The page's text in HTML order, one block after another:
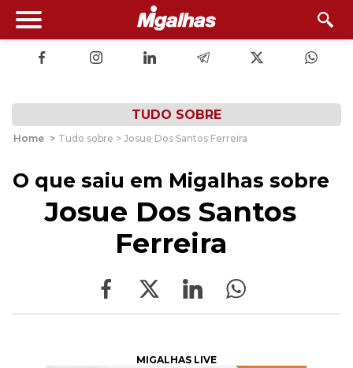
TUDO SOBRE
Home > Tudo sobre > Josue Dos Santos Ferreira
O que saiu em Migalhas sobre
Josue Dos Santos
Ferreira
MIGALHAS LIVE